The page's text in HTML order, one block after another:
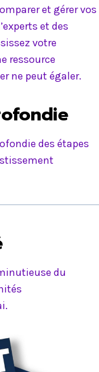
et gérer vos
et des
votre
ressource
ne peut égaler.
des étapes
du